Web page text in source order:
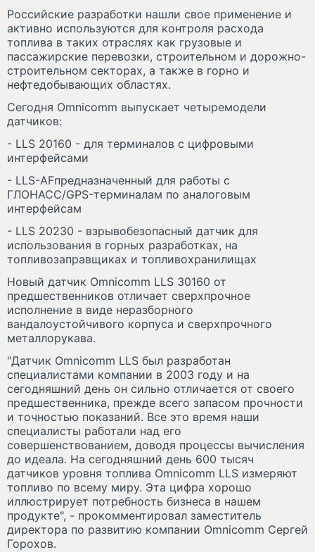
Российские разработки нашли свое применение и
активно используются для контроля расхода
топлива в таких отраслях как грузовые и
пассажирские перевозки, строительном и дорожно-
строительном секторах, а также в горно и
нефтедобывающих областях.
Сегодня Omnicomm выпускает четыремодели
датчиков:
- LLS 20160 - для терминалов с цифровыми
интерфейсами
- LLS-AFпредназначенный для работы с
ГЛОНАСС/GPS-терминалам по аналоговым
интерфейсам
- LLS 20230 - взрывобезопасный датчик для
использования в горных разработках, на
топливозаправщиках и топливохранилищах
Новый датчик Omnicomm LLS 30160 от
предшественников отличает сверхпрочное
исполнение в виде неразборного
вандалоустойчивого корпуса и сверхпрочного
металлорукава.
"Датчик Omnicomm LLS был разработан
специалистами компании в 2003 году и на
сегодняшний день он сильно отличается от своего
предшественника, прежде всего запасом прочности
и точностью показаний. Все это время наши
специалисты работали над его
совершенствованием, доводя процессы вычисления
до идеала. На сегодняшний день 600 тысяч
датчиков уровня топлива Omnicomm LLS измеряют
топливо по всему миру. Эта цифра хорошо
иллюстрирует потребность бизнеса в нашем
продукте", - прокомментировал заместитель
директора по развитию компании Omnicomm Сергей
Горохов.